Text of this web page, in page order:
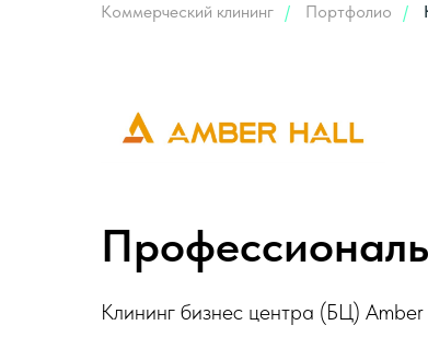
Коммерческий клининг / Портфолио /
Клининг бизнес центра (БЦ)